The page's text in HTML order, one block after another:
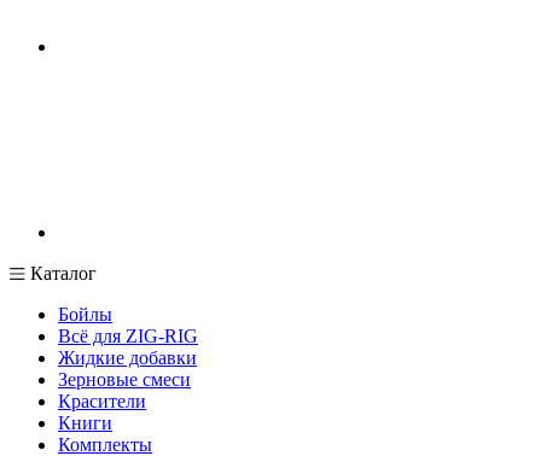
Каталог
Бойлы
Всё для ZIG-RIG
Жидкие добавки
Зерновые смеси
Красители
Книги
Комплекты